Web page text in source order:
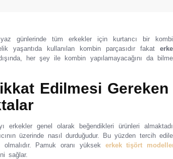
günlerinde tüm erkekler için kurtarıcı bir
yaşantıda kullanılan kombin parçasıdır fakat
her şey ile kombin yapılamayacağını da
Edilmesi Gereken
erkekler genel olarak beğendikleri ürünleri
üzerinde nasıl durduğudur. Bu yüzden tercih
Pamuk oranı yüksek erkek tişört
sağlar.